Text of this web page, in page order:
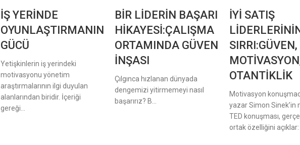
İŞ YERİNDE
OYUNLAŞTIRMANIN
GÜCÜ
Yetişkinlerin iş yerindeki
motivasyonu yönetim
araştırmalarının ilgi duyulan
alanlarından biridir. İçeriği
gereği...
BİR LİDERİN BAŞARI
HİKAYESİ:ÇALIŞMA
ORTAMINDA GÜVEN
İNŞASI
Çılgınca hızlanan dünyada
dengemizi yitirmemeyi nasıl
başarırız? B...
İYİ SATIŞ
SIRRI:GÜVEN,
OTANTİKLİK
Motivasyon
yazar Simon Sinek’in
TED konuşması,
ortak özelliğini açıklar: